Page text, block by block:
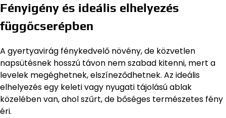
Fényigény és ideális elhelyezés
függőcserépben
A gyertyavirág fénykedvelő növény, de közvetlen
napsütésnek hosszú távon nem szabad kitenni, mert a
levelek megéghetnek, elszíneződhetnek. Az ideális
elhelyezés egy keleti vagy nyugati tájolású ablak
közelében van, ahol szűrt, de bőséges természetes fény
éri.